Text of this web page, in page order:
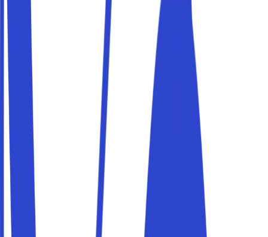
Centro (ZTL): Wer ohne Genehmigung einfährt, riskiert
hohe Bußgelder. Mit Parkito parkst du auf privaten
Flächen direkt außerhalb der Zone und erreichst das
Zentrum zu Fuß oder mit den Öffentlichen.
Die besten Parkplätze in Firenze
Parkito in Viale Giacomo Matteotti 21/A
Details
Parkito in Via degli Orti Oricellari, 26
Details
Parkito in Piazza Pietro Mascagni, 1
Details